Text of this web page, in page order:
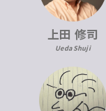
上田 修司
Ueda Shuji